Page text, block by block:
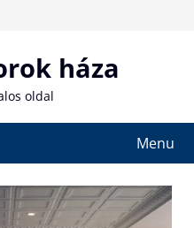
háza
oldal
Menu